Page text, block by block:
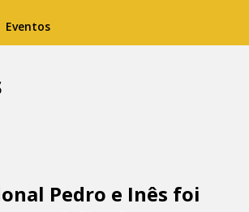
Eventos
Pedro e Inês foi